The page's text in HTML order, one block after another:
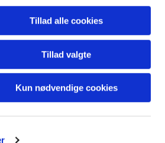
Tillad alle cookies
Tillad valgte
Kun nødvendige cookies